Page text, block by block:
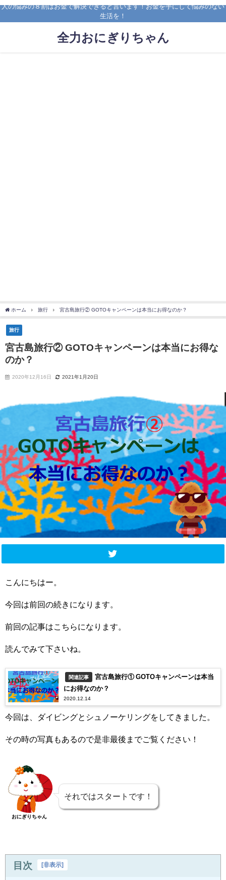
人の悩みの８割はお金で解決できると言います！お金を手にして悩みのない
生活を！
全力おにぎりちゃん
ホーム 旅行 宮古島旅行② GOTOキャンペーンは本当にお得なのか？
旅行
宮古島旅行② GOTOキャンペーンは本当にお得な
のか？
2020年12月16日 2021年1月20日
こんにちはー。
今回は前回の続きになります。
前回の記事はこちらになります。
読んでみて下さいね。
関連記事
宮古島旅行① GOTOキャンペーンは本当
にお得なのか？
2020.12.14
今回は、ダイビングとシュノーケリングをしてきました。
その時の写真もあるので是非最後までご覧ください！
おにぎりちゃん
それではスタートです！
目次 [非表示]